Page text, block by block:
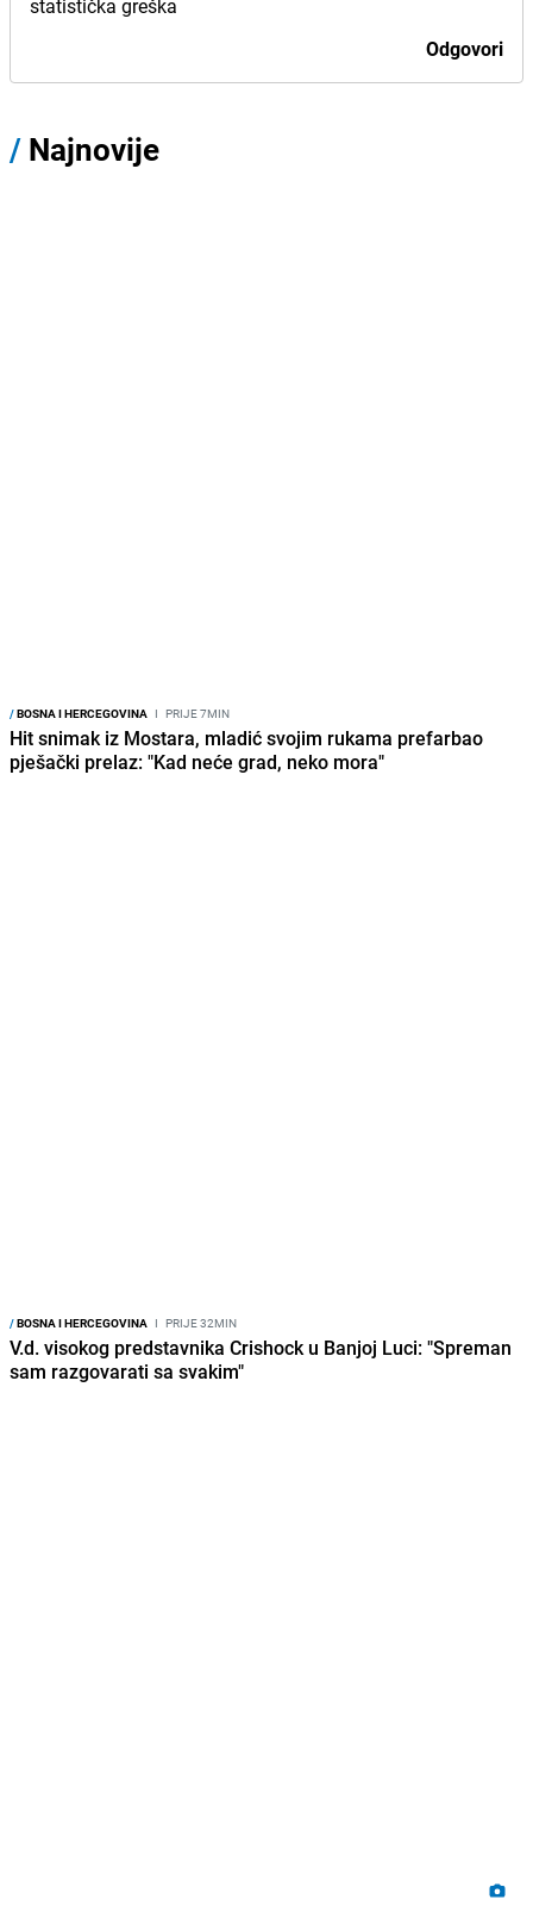
statistička greška
Odgovori
/ Najnovije
/BOSNA I HERCEGOVINA I PRIJE 7MIN
Hit snimak iz Mostara, mladić svojim rukama prefarbao
pješački prelaz: "Kad neće grad, neko mora"
/BOSNA I HERCEGOVINA I PRIJE 32MIN
V.d. visokog predstavnika Crishock u Banjoj Luci: "Spreman
sam razgovarati sa svakim"